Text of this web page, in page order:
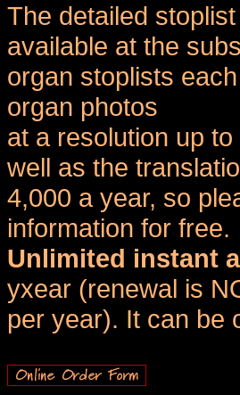
The detailed
available at the
organ stoplists
organ photos
at a resolution up
well as the
4,000 a year, so
information for free.
Unlimited instant
yxear (renewal is
per year). It can be